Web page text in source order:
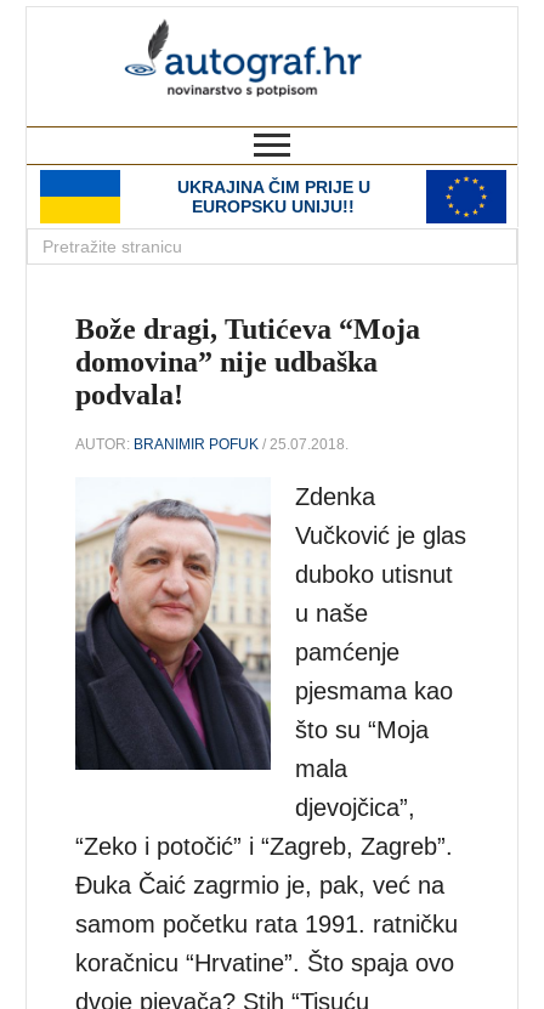
UKRAJINA ČIM PRIJE U
EUROPSKU UNIJU!!
Bože dragi, Tutićeva “Moja
domovina” nije udbaška
podvala!
AUTOR: BRANIMIR POFUK / 25.07.2018.
Zdenka
Vučković je glas
duboko utisnut
u naše
pamćenje
pjesmama kao
što su “Moja
mala
djevojčica”,
“Zeko i potočić” i “Zagreb, Zagreb”.
Đuka Čaić zagrmio je, pak, već na
samom početku rata 1991. ratničku
koračnicu “Hrvatine”. Što spaja ovo
dvoje pjevača? Stih “Tisuću